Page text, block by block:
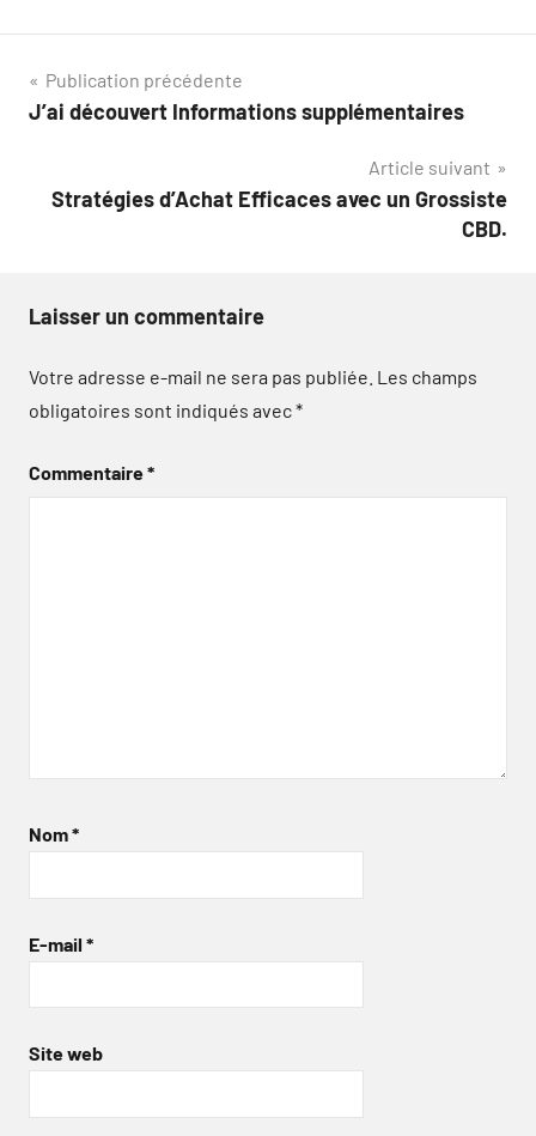
Navigation
de
Publication précédente
J’ai découvert Informations supplémentaires
Article suivant
Stratégies d’Achat Efficaces avec un Grossiste
CBD.
Laisser un commentaire
Votre adresse e-mail ne sera pas publiée. Les champs
obligatoires sont indiqués avec*
Commentaire*
Nom*
E-mail *
Site web